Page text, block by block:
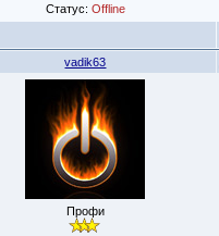
Статус: Offline
vadik63
Профи